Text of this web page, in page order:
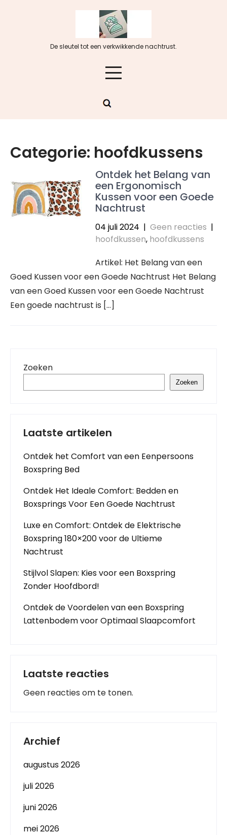
De sleutel tot een verkwikkende nachtrust.
Categorie: hoofdkussens
Ontdek het Belang van
een Ergonomisch
Kussen voor een Goede
Nachtrust
04 juli 2024 | Geen reacties |
hoofdkussen, hoofdkussens
Artikel: Het Belang van een
Goed Kussen voor een Goede Nachtrust Het Belang
van een Goed Kussen voor een Goede Nachtrust
Een goede nachtrust is […]
Zoeken
Zoeken
Laatste artikelen
Ontdek het Comfort van een Eenpersoons
Boxspring Bed
Ontdek Het Ideale Comfort: Bedden en
Boxsprings Voor Een Goede Nachtrust
Luxe en Comfort: Ontdek de Elektrische
Boxspring 180×200 voor de Ultieme
Nachtrust
Stijlvol Slapen: Kies voor een Boxspring
Zonder Hoofdbord!
Ontdek de Voordelen van een Boxspring
Lattenbodem voor Optimaal Slaapcomfort
Laatste reacties
Geen reacties om te tonen.
Archief
augustus 2026
juli 2026
juni 2026
mei 2026